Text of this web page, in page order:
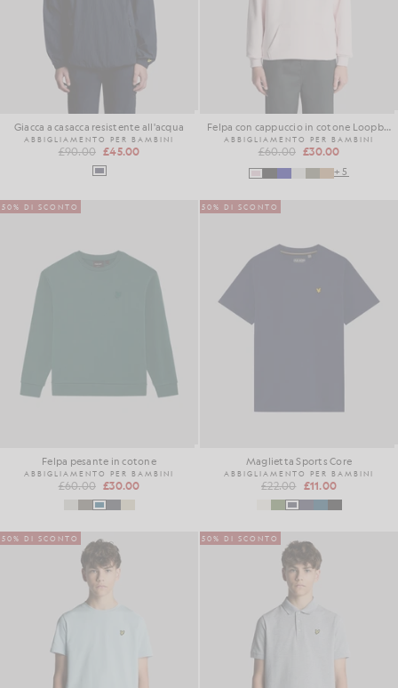
Giacca a casacca resistente all'acqua
ABBIGLIAMENTO PER BAMBINI
£90.00 £45.00
Felpa con cappuccio in cotone Loopback
ABBIGLIAMENTO PER BAMBINI
£60.00 £30.00
+5
50% DI SCONTO
Felpa pesante in cotone
ABBIGLIAMENTO PER BAMBINI
£60.00 £30.00
50% DI SCONTO
Maglietta Sports Core
ABBIGLIAMENTO PER BAMBINI
£22.00 £11.00
50% DI SCONTO 50% DI SCONTO